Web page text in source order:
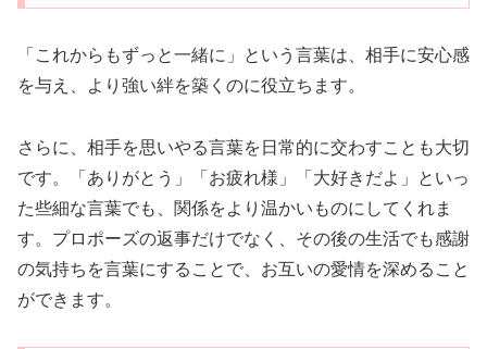
「これからもずっと一緒に」という言葉は、相手に安心感
を与え、より強い絆を築くのに役立ちます。
さらに、相手を思いやる言葉を日常的に交わすことも大切
です。「ありがとう」「お疲れ様」「大好きだよ」といっ
た些細な言葉でも、関係をより温かいものにしてくれま
す。プロポーズの返事だけでなく、その後の生活でも感謝
の気持ちを言葉にすることで、お互いの愛情を深めること
ができます。